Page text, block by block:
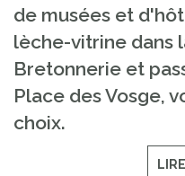
de musées et
lèche-vitrine dans
Bretonnerie et
Place des Vosge,
choix.